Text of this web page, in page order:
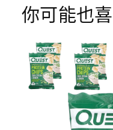
你可能也